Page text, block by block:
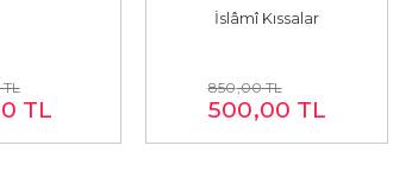
TL
TL
İslâmî Kıssalar
850,00TL
500,00 TL